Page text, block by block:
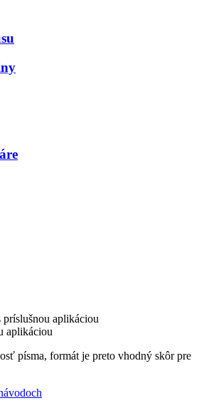
príslušnou aplikáciou
aplikáciou
písma, formát je preto vhodný skôr pre